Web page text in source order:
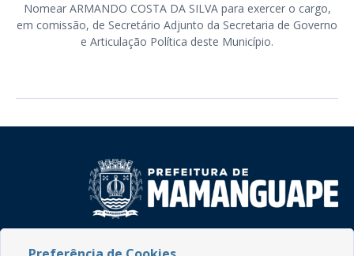
Nomear ARMANDO COSTA DA SILVA para exercer o cargo,
em comissão, de Secretário Adjunto da Secretaria de Governo
e Articulação Política deste Município.